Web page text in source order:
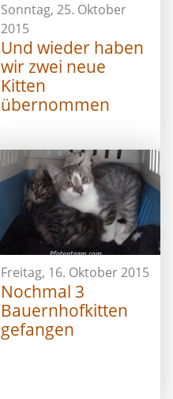
Sonntag, 25. Oktober
2015
Und wieder haben
wir zwei neue
Kitten
übernommen
Freitag, 16. Oktober 2015
Nochmal 3
Bauernhofkitten
gefangen